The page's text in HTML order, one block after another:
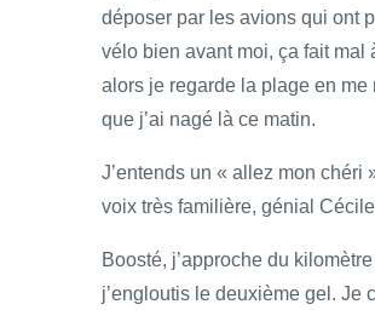
déposer par les avions qui ont
vélo bien avant moi, ça fait mal
alors je regarde la plage en me
que j’ai nagé là ce matin.
J’entends un « allez mon chéri
voix très familière, génial
Boosté, j’approche du
j’engloutis le deuxième gel. Je